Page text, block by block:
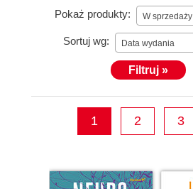
Pokaż produkty: W sprzedaży
Sortuj wg: Data wydania
Filtruj »
1 2 3